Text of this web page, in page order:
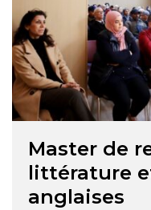
Master de
littérature
anglaises